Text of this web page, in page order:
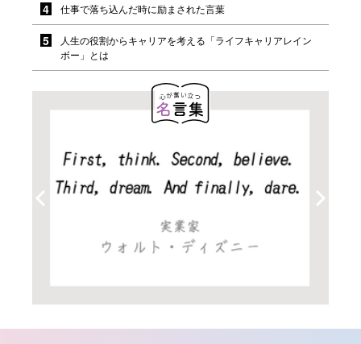
仕事で落ち込んだ時に励まされた言葉
人生の役割からキャリアを考える「ライフキャリアレイン
ボー」とは